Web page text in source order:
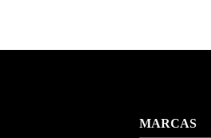
MARCAS